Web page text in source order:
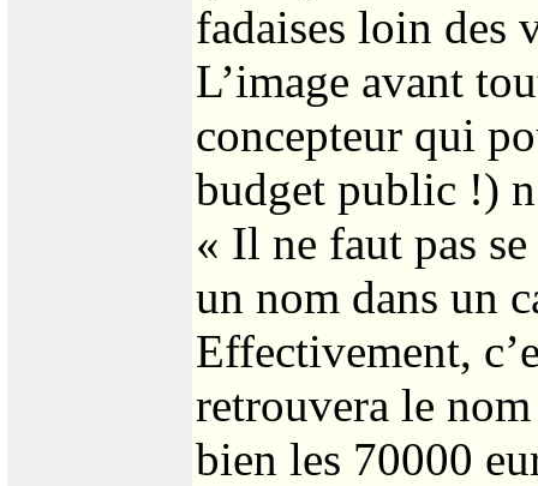
fadaises loin des
L’image avant
concepteur qui
budget public !)
« Il ne faut pas
un nom dans un
Effectivement,
retrouvera le
bien les 70000